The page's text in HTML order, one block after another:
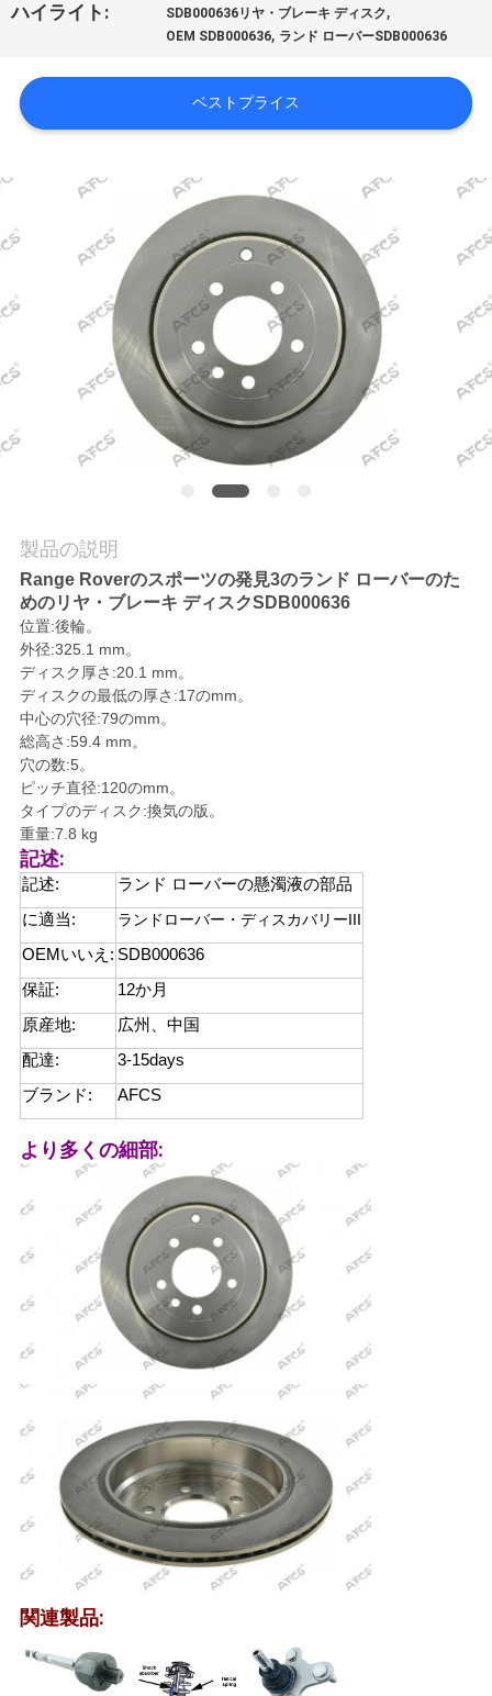
て
工
見
学
品
質
管
理
問
い
合
わ
せ
ニ
ュ
ー
ス
引
金
を
求
め
て
く
さ
い
地
図
プ
ラ
ハイライト: SDB000636リヤ・ブレーキ ディスク,
OEM SDB000636, ランド ローバーSDB000636
ベストプライス
製品の説明
Range Roverのスポーツの発見3のランド ローバーのた
めのリヤ・ブレーキ ディスクSDB000636
位置:後輪。
外径:325.1 mm。
ディスク厚さ:20.1 mm。
ディスクの最低の厚さ:17のmm。
中心の穴径:79のmm。
総高さ:59.4 mm。
穴の数:5。
ピッチ直径:120のmm。
タイプのディスク:換気の版。
重量:7.8 kg
記述:
記述:
ランド ローバーの懸濁液の部品
に適当:
ランドローバー・ディスカバリーIII
OEMいいえ: SDB000636
保証:
12か月
原産地:
広州、中国
配達:
3-15days
ブランド:
AFCS
より多くの細部:
関連製品: